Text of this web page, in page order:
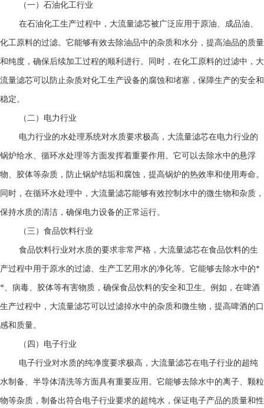
（一）石油化工行业
在石油化工生产过程中，大流量滤芯被广泛应用于原油、成品油、
化工原料的过滤。它能够有效去除油品中的杂质和水分，提高油品的质量
和纯度，确保后续加工过程的顺利进行。同时，在化工原料的过滤中，大
流量滤芯可以防止杂质对化工生产设备的腐蚀和堵塞，保障生产的安全和
稳定。
（二）电力行业
电力行业的水处理系统对水质要求极高，大流量滤芯在电力行业的
锅炉给水、循环水处理等方面发挥着重要作用。它可以去除水中的悬浮
物、胶体等杂质，防止锅炉结垢和腐蚀，提高锅炉的热效率和使用寿命。
同时，在循环水处理中，大流量滤芯能够有效控制水中的微生物和杂质，
保持水质的清洁，确保电力设备的正常运行。
（三）食品饮料行业
食品饮料行业对水质的要求非常严格，大流量滤芯在食品饮料的生
产过程中用于原水的过滤、生产工艺用水的净化等。它能够去除水中的*
*、病毒、胶体等有害物质，确保食品饮料的安全和卫生。例如，在啤酒
生产过程中，大流量滤芯可以过滤掉水中的杂质和微生物，提高啤酒的口
感和质量。
（四）电子行业
电子行业对水质的纯净度要求极高，大流量滤芯在电子行业的超纯
水制备、半导体清洗等方面具有重要应用。它能够去除水中的离子、颗粒
物等杂质，制备出符合电子行业要求的超纯水，保证电子产品的质量和性